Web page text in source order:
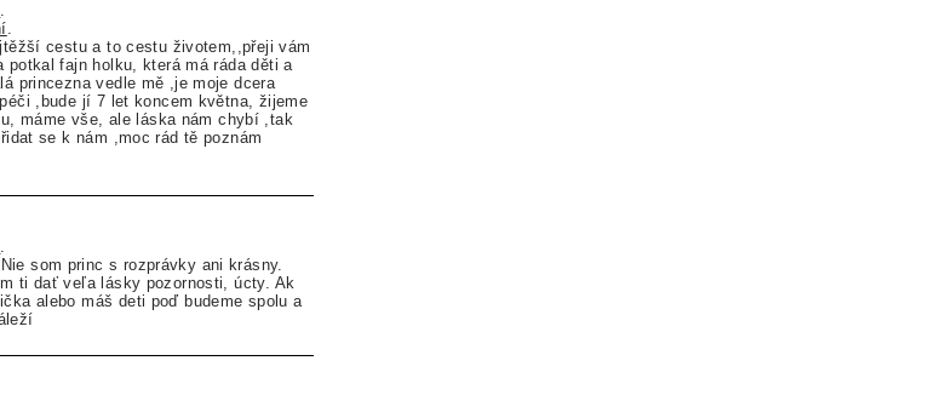
.
.
cestu a to cestu životem,,přeji vám
potkal fajn holku, která má ráda děti a
princezna vedle mě ,je moje dcera
,bude jí 7 let koncem května, žijeme
máme vše, ale láska nám chybí ,tak
se k nám ,moc rád tě poznám
som princ s rozprávky ani krásny.
ti dať veľa lásky pozornosti, úcty. Ak
alebo máš deti poď budeme spolu a